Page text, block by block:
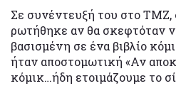
Σε συνέντευξή του στο
ρωτήθηκε αν θα σκεφτόταν
βασισμένη σε ένα βιβλίο
ήταν αποστομωτική «Αν
κόμικ…ήδη ετοιμάζουμε το